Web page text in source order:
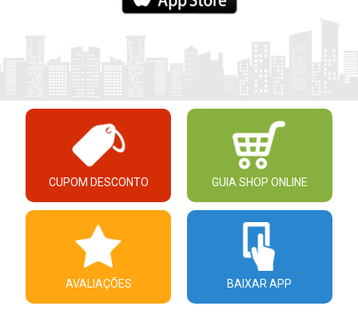
CUPOM DESCONTO GUIA SHOP ONLINE
AVALIAÇÕES BAIXAR APP